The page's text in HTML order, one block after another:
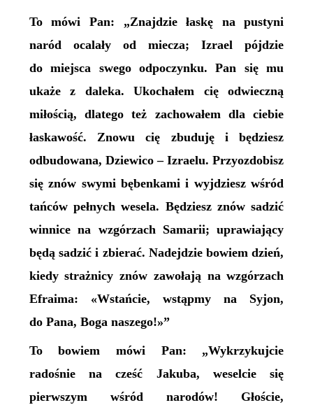
To mówi Pan: „Znajdzie łaskę na pustyni
naród ocalały od miecza; Izrael pójdzie
do miejsca swego odpoczynku. Pan się mu
ukaże z daleka. Ukochałem cię odwieczną
miłością, dlatego też zachowałem dla ciebie
łaskawość. Znowu cię zbuduję i będziesz
odbudowana, Dziewico – Izraelu. Przyozdobisz
się znów swymi bębenkami i wyjdziesz wśród
tańców pełnych wesela. Będziesz znów sadzić
winnice na wzgórzach Samarii; uprawiający
będą sadzić i zbierać. Nadejdzie bowiem dzień,
kiedy strażnicy znów zawołają na wzgórzach
Efraima: «Wstańcie, wstąpmy na Syjon,
do Pana, Boga naszego!»”
To bowiem mówi Pan: „Wykrzykujcie
radośnie na cześć Jakuba, weselcie się
pierwszym wśród narodów! Głoście,